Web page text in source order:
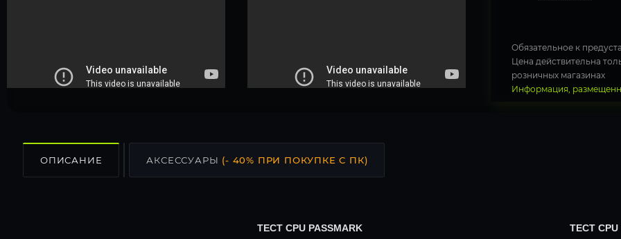
Обязательное к
Цена действительна
розничных магазинах
Информация,
ОПИСАНИЕ АКСЕССУАРЫ (- 40% ПРИ ПОКУПКЕ С ПК)
ТЕСТ CPU PASSMARK ТЕСТ CPU